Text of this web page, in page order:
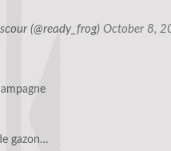
(@ready_frog) October 8,
gazon…